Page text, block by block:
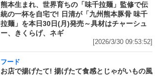
熊本生まれ、世界育ちの「味千拉麺」監修で伝
統の一杯を自宅で! 日清が「九州熊本豚骨 味千
拉麺」を本日30日(月)発売～具材はチャーシュ
ー、きくらげ、ネギ
[2026/3/30 09:53:52]
フード
お店で揚げたて! 揚げたて食感とじゃがいもの風